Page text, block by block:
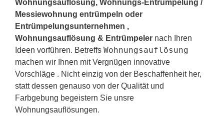
Wohnungsauflösung, Wohnungs-Entrümpelung /
Messiewohnung entrümpeln oder
Entrümpelungsunternehmen ,
Wohnungsauflösung & Entrümpeler nach Ihren
Ideen vorführen. Betreffs Wohnungsauflösung
machen wir Ihnen mit Vergnügen innovative
Vorschläge . Nicht einzig von der Beschaffenheit her,
statt dessen genauso von der Qualität und
Farbgebung begeistern Sie unsre
Wohnungsauflösungen.